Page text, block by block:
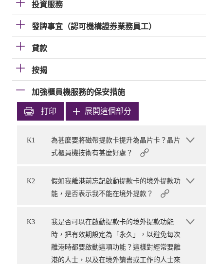
投資服務
發牌事宜（認可機構證券業務員工）
貸款
按揭
加強櫃員機服務的保安措施
打印 展開這個部分
K1
為甚麼要將磁帶提款卡提升為晶片卡？晶片
式櫃員機技術有甚麼好處？
K2
假如我離港前忘記啟動提款卡的境外提款功
能，是否表示我不能在境外提款？
K3
我是否可以在啟動提款卡的境外提款功能
時，把有效期設定為「永久」，以避免每次
離港時都要啟動這項功能？這樣對經常要離
港的人士，以及在境外讀書或工作的人士來